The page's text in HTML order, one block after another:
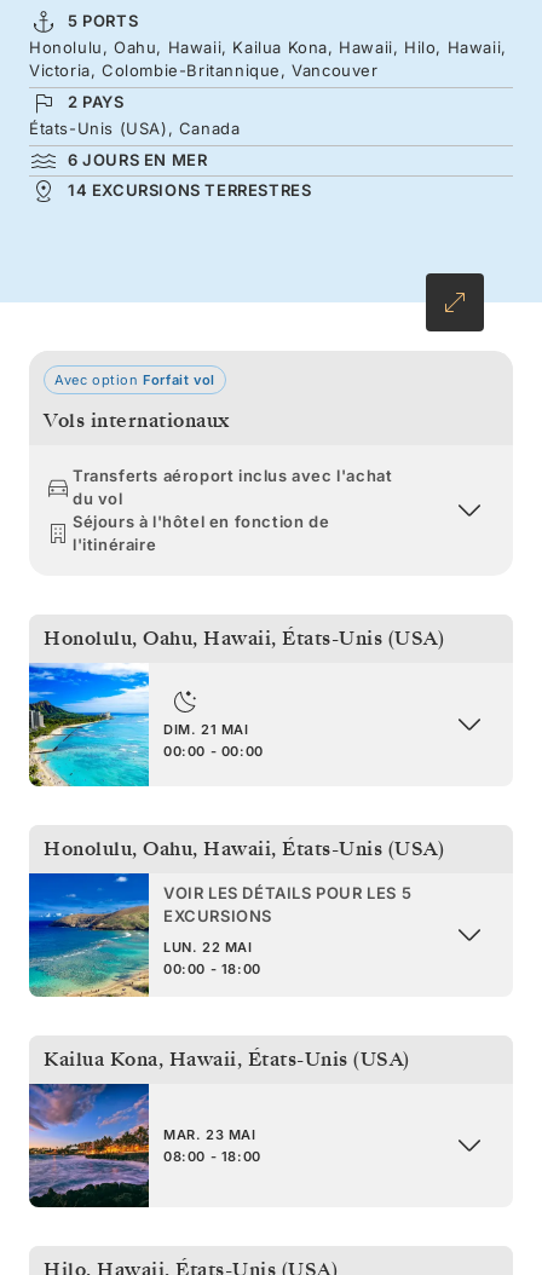
Kona, chaque jour dévoile un éclat de couleur
et la richesse d’une culture insulaire vibrante.
Quittez les rivages volcaniques d’Hawaï et
mettez le cap sur l’immensité bleue du
Pacifique. À bord du Silver Whisper, les
journées en mer se déroulent en douces
Vancouver, si loin, le corps reposé et l’esprit
renouvelé.
5 PORTS
Honolulu, Oahu, Hawaii, Kailua Kona, Hawaii, Hilo, Hawaii,
Victoria, Colombie-Britannique, Vancouver
2 PAYS
États-Unis (USA), Canada
6 JOURS EN MER
14 EXCURSIONS TERRESTRES
Avec option Forfait vol
Vols internationaux
Transferts aéroport inclus avec l'achat
du vol
Séjours à l'hôtel en fonction de
l'itinéraire
Honolulu, Oahu, Hawaii, États-Unis (USA)
DIM. 21 MAI
00:00 - 00:00
Honolulu, Oahu, Hawaii, États-Unis (USA)
VOIR LES DÉTAILS POUR LES 5
EXCURSIONS
LUN. 22 MAI
00:00 - 18:00
Kailua Kona, Hawaii, États-Unis (USA)
MAR. 23 MAI
08:00 - 18:00
Hilo, Hawaii, États-Unis (USA)